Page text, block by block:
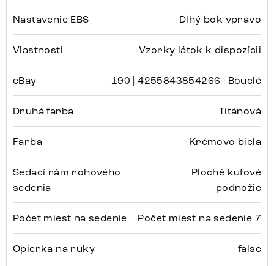
Nastavenie EBS Dlhý bok vpravo
Vlastnosti Vzorky látok k dispozícii
eBay 190 | 4255843854266 | Bouclé
Druhá farba Titánová
Farba Krémovo biela
Sedací rám rohového
sedenia
Ploché kufové
podnožie
Počet miest na sedenie Počet miest na sedenie 7
Opierka na ruky false